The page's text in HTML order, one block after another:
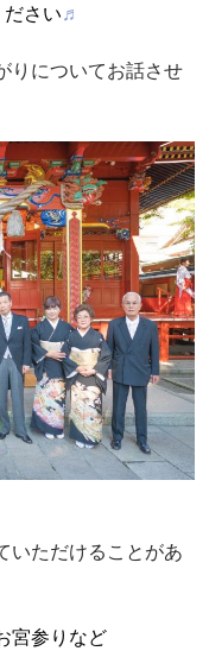
さい♬
りについてお話させ
いただけることがあ
宮参りなど